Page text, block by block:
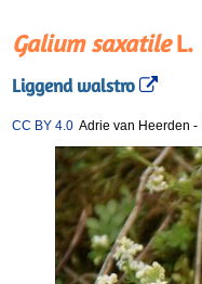
Galium saxatileL.
Liggend walstro
CC BY 4.0 Adrie van Heerden -